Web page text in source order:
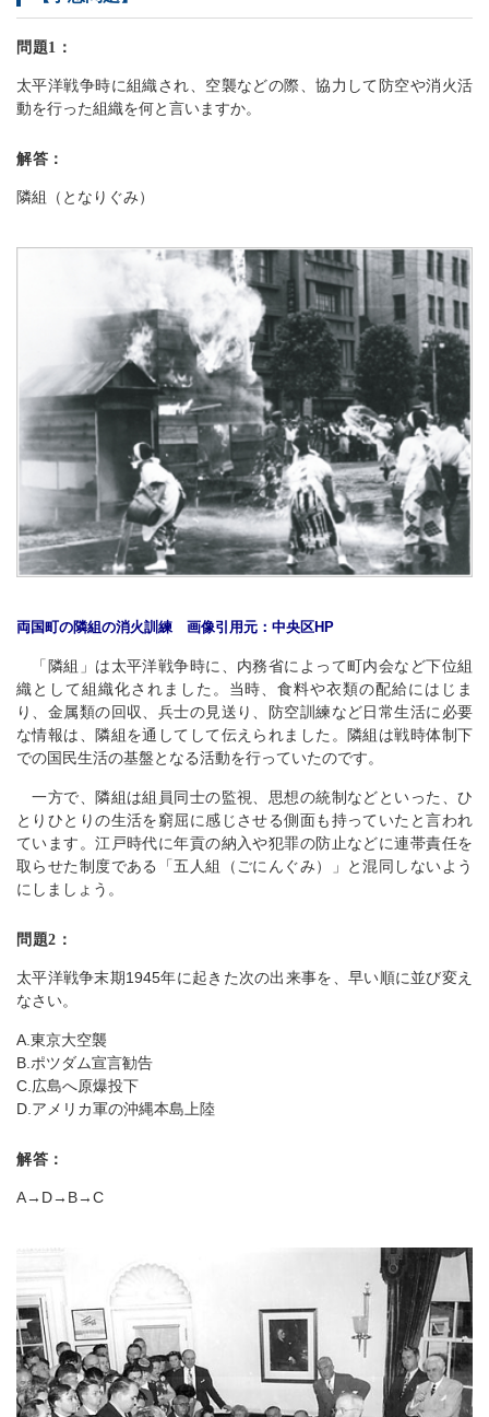
問題1：
太平洋戦争時に組織され、空襲などの際、協力して防空や消火活
動を行った組織を何と言いますか。
解答：
隣組（となりぐみ）
両国町の隣組の消火訓練 画像引用元：中央区HP
「隣組」は太平洋戦争時に、内務省によって町内会など下位組
織として組織化されました。当時、食料や衣類の配給にはじま
り、金属類の回収、兵士の見送り、防空訓練など日常生活に必要
な情報は、隣組を通してして伝えられました。隣組は戦時体制下
での国民生活の基盤となる活動を行っていたのです。
一方で、隣組は組員同士の監視、思想の統制などといった、ひ
とりひとりの生活を窮屈に感じさせる側面も持っていたと言われ
ています。江戸時代に年貢の納入や犯罪の防止などに連帯責任を
取らせた制度である「五人組（ごにんぐみ）」と混同しないよう
にしましょう。
問題2：
太平洋戦争末期1945年に起きた次の出来事を、早い順に並び変え
なさい。
A.東京大空襲
B.ポツダム宣言勧告
C.広島へ原爆投下
D.アメリカ軍の沖縄本島上陸
解答：
A→D→B→C